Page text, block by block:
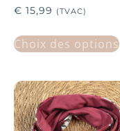
€ 15,99 (TVAC)
Choix des options